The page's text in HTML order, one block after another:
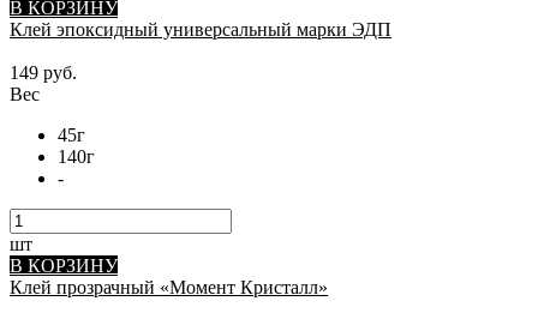
В КОРЗИНУ
Клей эпоксидный универсальный марки ЭДП
149 руб.
Вес
45г
140г
-
шт
В КОРЗИНУ
Клей прозрачный «Момент Кристалл»